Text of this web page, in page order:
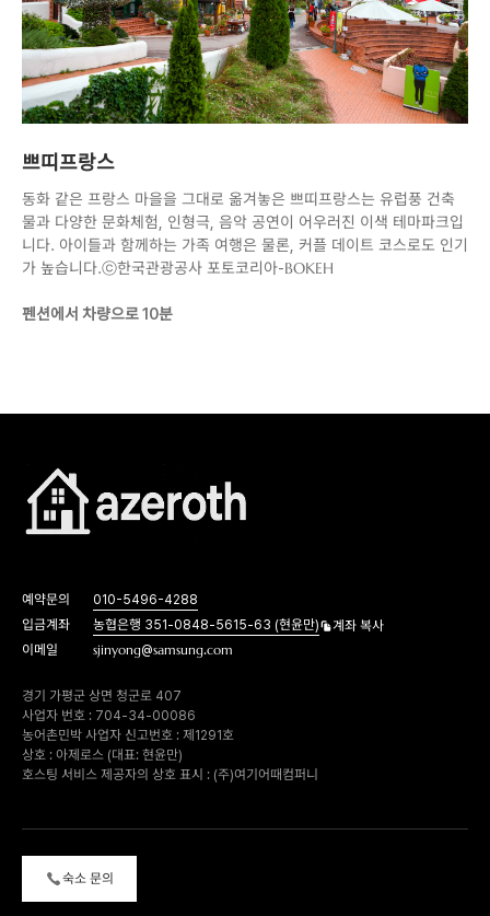
쁘띠프랑스
동화 같은 프랑스 마을을 그대로 옮겨놓은 쁘띠프랑스는 유럽풍 건축
물과 다양한 문화체험, 인형극, 음악 공연이 어우러진 이색 테마파크입
니다. 아이들과 함께하는 가족 여행은 물론, 커플 데이트 코스로도 인기
가 높습니다.ⓒ한국관광공사 포토코리아-BOKEH
펜션에서 차량으로 10분
예약문의
010-5496-4288
입금계좌
농협은행 351-0848-5615-63 (현윤만)
계좌 복사
이메일
sjinyong@samsung.com
경기 가평군 상면 청군로 407
사업자 번호 : 704-34-00086
농어촌민박 사업자 신고번호 : 제1291호
상호 : 아제로스 (대표: 현윤만)
호스팅 서비스 제공자의 상호 표시 : (주)여기어때컴퍼니
숙소 문의